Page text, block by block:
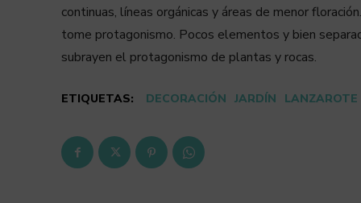
continuas, líneas orgánicas y áreas de menor
tome protagonismo. Pocos elementos y bien
subrayen el protagonismo de plantas y rocas.
ETIQUETAS: DECORACIÓN JARDÍN LANZAROTE